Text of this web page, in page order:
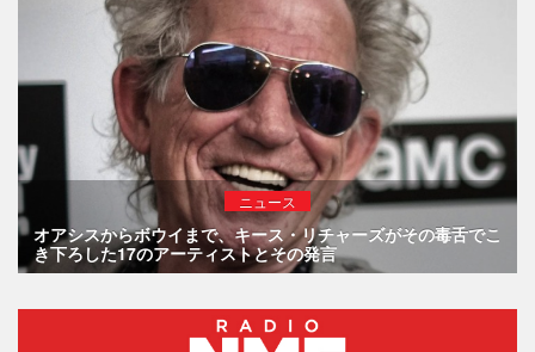
ニュース
オアシスからボウイまで、キース・リチャーズがその毒舌でこ
き下ろした17のアーティストとその発言